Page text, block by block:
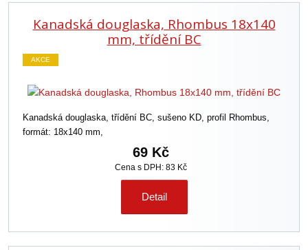
Kanadská douglaska, Rhombus 18x140
mm, třídění BC
AKCE
Kanadská douglaska, třídění BC, sušeno KD, profil Rhombus,
formát: 18x140 mm,
69 Kč
Cena s DPH: 83 Kč
Detail